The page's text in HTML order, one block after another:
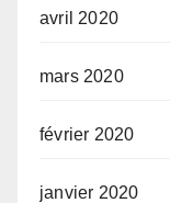
avril 2020
mars 2020
février 2020
janvier 2020